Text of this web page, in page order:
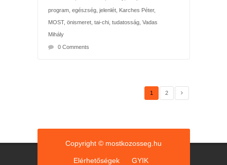
program, egészség, jelenlét, Karches Péter,
MOST, önismeret, tai-chi, tudatosság, Vadas
Mihály
0 Comments
1 2
Copyright © mostkozosseg.hu
Elérhetőségek GYIK